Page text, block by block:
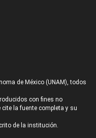
de México (UNAM), todos
con fines no
la fuente completa y su
de la institución.